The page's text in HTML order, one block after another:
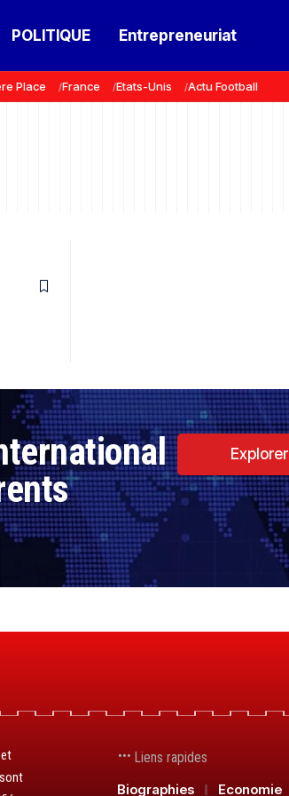
POLITIQUE Entrepreneuriat
Place France Etats-Unis Actu Football
Explorer
Liens rapides
Biographies
Economie